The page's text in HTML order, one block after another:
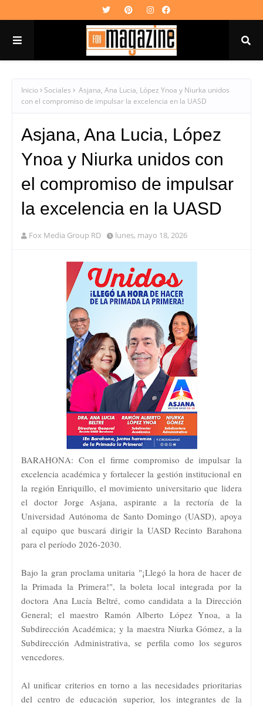
Inicio Sociales
Asjana, Ana Lucia, López Ynoa y Niurka unidos
con el compromiso de impulsar la excelencia en la UASD
Asjana, Ana Lucia, López
Ynoa y Niurka unidos con
el compromiso de impulsar
la excelencia en la UASD
Fox Media Group RD lunes, mayo 18, 2026
BARAHONA: Con el firme compromiso de impulsar la
excelencia académica y fortalecer la gestión institucional en
la región Enriquillo, el movimiento universitario que lidera
el doctor Jorge Asjana, aspirante a la rectoría de la
Universidad Autónoma de Santo Domingo (UASD), apoya
al equipo que buscará dirigir la UASD Recinto Barahona
para el período 2026-2030.
Bajo la gran proclama unitaria "¡Llegó la hora de hacer de
la Primada la Primera!", la boleta local integrada por la
doctora Ana Lucía Beltré, como candidata a la Dirección
General; el maestro Ramón Alberto López Ynoa, a la
Subdirección Académica; y la maestra Niurka Gómez, a la
Subdirección Administrativa, se perfila como los seguros
vencedores.
Al unificar criterios en torno a las necesidades prioritarias
del centro de educación superior, los integrantes de la